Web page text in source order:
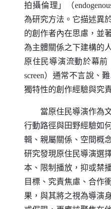
拍攝倫理」（
為研究方法。它描述異
的創作者內在思慮，並
為主體關係之下建構的
原住民導演流動於幕前
screen）通常不言說、
獨特性的創作經驗與究
當原住民導演作為文
行動路徑與田野經驗如
輯、親屬關係、空間概
研究發現原住民導演選
本、限制播放，抑或禁
目標、究責焦慮、合作
果，與其將之視為導演